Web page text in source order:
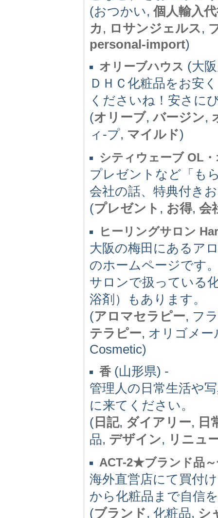
(おつかい,個人輸入
カ , ロサンジェルス,
personal-import)
オリーブハウス (大
ＤＨＣ化粧品をお安
くださいね！安さに
(オリーブ,バージン,
ィ-プ, マイルド)
シティウェーブ OL
プレゼントなど「も
会社の話、特典付き
(プレゼント , お得, 会
ヒーリングサロン
大阪の梅田にあるア
のホームページです
サロンで扱っている
浴剤）もあります。
(アロマセラピー, フ
テラピー, オリゴメ
Cosmetic)
香 (山形県) -
管理人の日常生活や
に来てください。
( 日記, ダイアリー, 日
品, デザイン, リニュ
ACT-2★ブランド品
海外直営店にて買付
から化粧品まで自信
(ブランド, 化粧品, シ